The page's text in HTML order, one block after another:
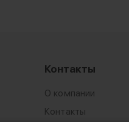
Контакты
О компании
Контакты